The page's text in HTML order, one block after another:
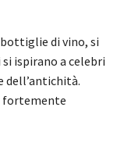
di vino, si
ispirano a celebri
dell’antichità.
fortemente